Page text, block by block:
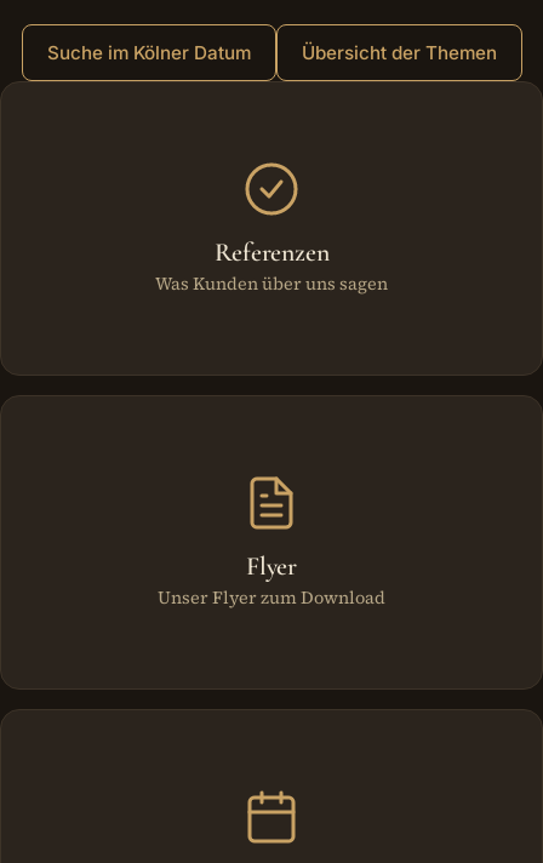
Suche im Kölner Datum Übersicht der Themen
Weitere Bereiche
Referenzen
Was Kunden über uns sagen
Flyer
Unser Flyer zum Download